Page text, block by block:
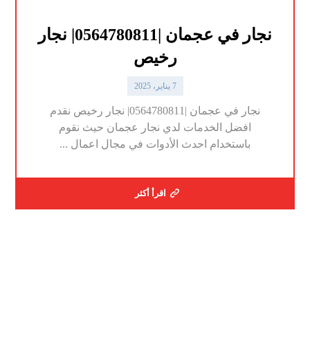
نجار في عجمان |0564780811| نجار
رخيص
7 يناير، 2025
نجار في عجمان |0564780811| نجار رخيص نقدم
افضل الخدمات لدي نجار عجمان حيث نقوم
باستخدام احدث الأدوات في مجال اعمال ...
اقرأ أكثر